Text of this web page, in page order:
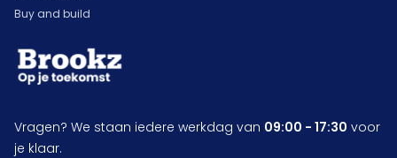
Buy and build
Vragen? We staan iedere werkdag van 09:00 - 17:30 voor
je klaar.